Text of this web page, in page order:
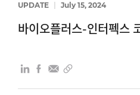
UPDATE July 15, 2024
바이오플러스-인터펙스